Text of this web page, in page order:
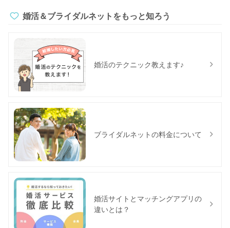
婚活＆ブライダルネットをもっと知ろう
婚活のテクニック教えます♪
ブライダルネットの料金について
婚活サイトとマッチングアプリの
違いとは？